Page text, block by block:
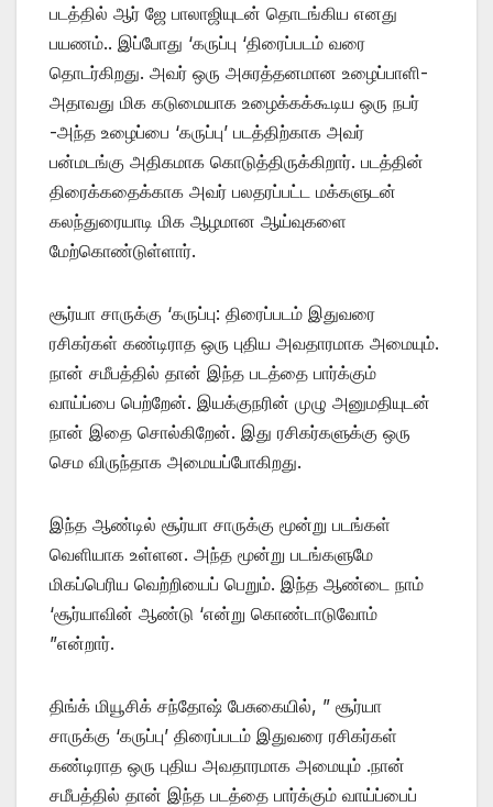
படத்தில் ஆர் ஜே பாலாஜியுடன் தொடங்கிய எனது
பயணம்.. இப்போது ‘கருப்பு ‘திரைப்படம் வரை
தொடர்கிறது. அவர் ஒரு அசுரத்தனமான உழைப்பாளி-
அதாவது மிக கடுமையாக உழைக்கக்கூடிய ஒரு நபர்
-அந்த உழைப்பை ‘கருப்பு’ படத்திற்காக அவர்
பன்மடங்கு அதிகமாக கொடுத்திருக்கிறார். படத்தின்
திரைக்கதைக்காக அவர் பலதரப்பட்ட மக்களுடன்
கலந்துரையாடி மிக ஆழமான ஆய்வுகளை
மேற்கொண்டுள்ளார்.
சூர்யா சாருக்கு ‘கருப்பு: திரைப்படம் இதுவரை
ரசிகர்கள் கண்டிராத ஒரு புதிய அவதாரமாக அமையும்.
நான் சமீபத்தில் தான் இந்த படத்தை பார்க்கும்
வாய்ப்பை பெற்றேன். இயக்குநரின் முழு அனுமதியுடன்
நான் இதை சொல்கிறேன். இது ரசிகர்களுக்கு ஒரு
செம விருந்தாக அமையப்போகிறது.
இந்த ஆண்டில் சூர்யா சாருக்கு மூன்று படங்கள்
வெளியாக உள்ளன. அந்த மூன்று படங்களுமே
மிகப்பெரிய வெற்றியைப் பெறும். இந்த ஆண்டை நாம்
‘சூர்யாவின் ஆண்டு ‘என்று கொண்டாடுவோம்
”என்றார்.
திங்க் மியூசிக் சந்தோஷ் பேசுகையில், ” சூர்யா
சாருக்கு ‘கருப்பு’ திரைப்படம் இதுவரை ரசிகர்கள்
கண்டிராத ஒரு புதிய அவதாரமாக அமையும் .நான்
சமீபத்தில் தான் இந்த படத்தை பார்க்கும் வாய்ப்பைப்